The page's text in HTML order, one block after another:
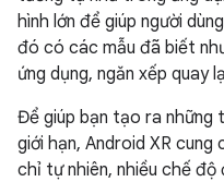
hình lớn để giúp người
đó có các mẫu đã biết
ứng dụng, ngăn xếp quay
Để giúp bạn tạo ra những
giới hạn, Android XR
chỉ tự nhiên, nhiều chế